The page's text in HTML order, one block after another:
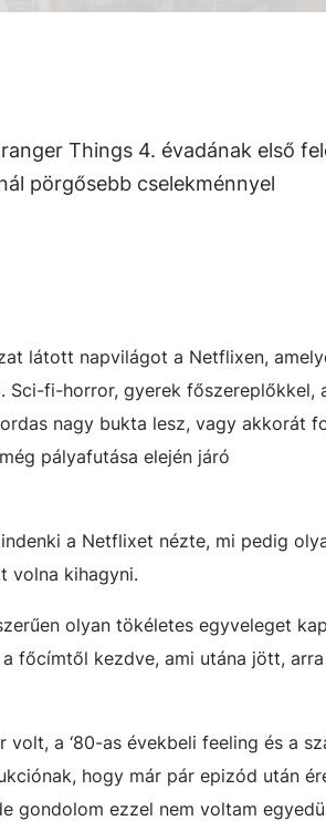
Things 4. évadának első
pörgősebb cselekménnyel
látott napvilágot a Netflixen,
fi-horror, gyerek főszereplőkkel,
nagy bukta lesz, vagy akkorát
pályafutása elején járó
a Netflixet nézte, mi pedig
volna kihagyni.
olyan tökéletes egyveleget
főcímtől kezdve, ami utána jött,
a ‘80-as évekbeli feeling és a
hogy már pár epizód után
gondolom ezzel nem voltam